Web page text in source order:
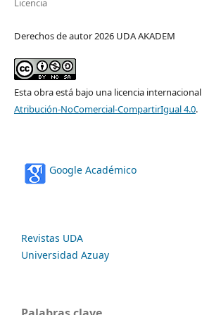
Licencia
Derechos de autor 2026 UDA AKADEM
Esta obra está bajo una licencia internacional
Atribución-NoComercial-CompartirIgual 4.0.
Google Académico
Revistas UDA
Universidad Azuay